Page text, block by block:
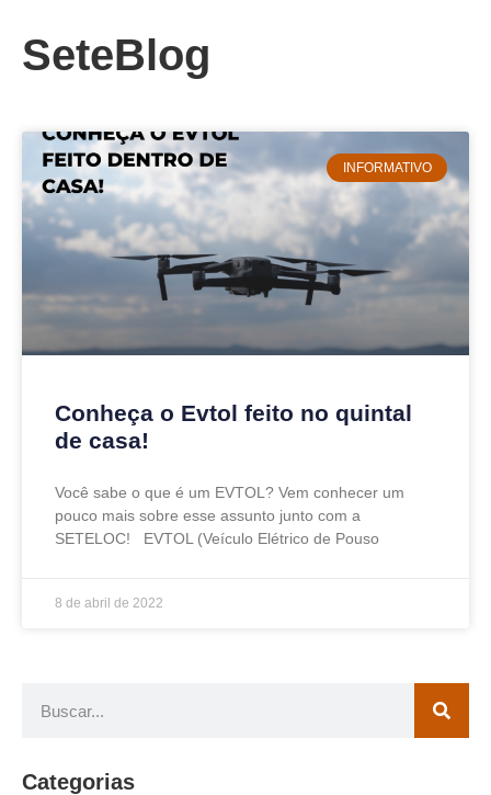
SeteBlog
INFORMATIVO
Conheça o Evtol feito no quintal
de casa!
Você sabe o que é um EVTOL? Vem conhecer um
pouco mais sobre esse assunto junto com a
SETELOC! EVTOL (Veículo Elétrico de Pouso
8 de abril de 2022
Categorias